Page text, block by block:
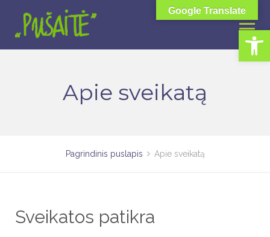
Open toolbar
content
Apie sveikatą
Pagrindinis puslapis Apie sveikatą
Sveikatos patikra
Google Translate